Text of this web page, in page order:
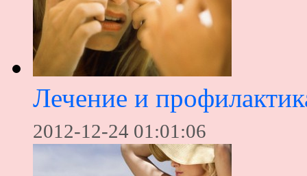
Лечение и
2012-12-24 01:01:06